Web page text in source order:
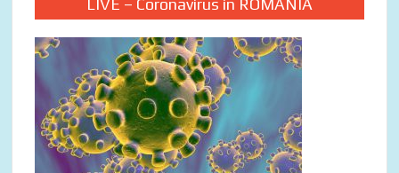
LIVE – Coronavirus in ROMANIA